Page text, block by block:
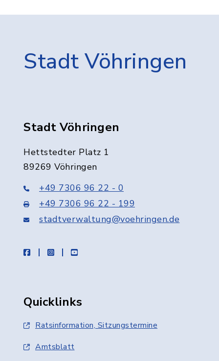
Stadt Vöhringen
Stadt Vöhringen
Hettstedter Platz 1
89269 Vöhringen
+49 7306 96 22 - 0
+49 7306 96 22 - 199
stadtverwaltung@voehringen.de
facebookinstagramyoutube
Quicklinks
Ratsinformation, Sitzungstermine
Amtsblatt